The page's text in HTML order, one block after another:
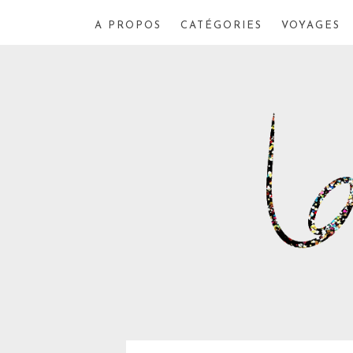
A PROPOS CATÉGORIES VOYAGES